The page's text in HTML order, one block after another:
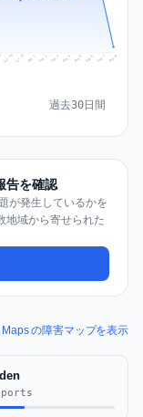
Jul 30 Jul 31 Aug 1 Aug 2 Aug 3 Aug 4 Aug 5 Aug 6 Aug 7 Aug 8
過去30日間
告を確認
が発生しているかを
地域から寄せられた
の障害マップを表示